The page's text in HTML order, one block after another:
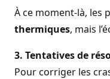
À ce moment-là, les
thermiques, mais
3. Tentatives de
Pour corriger les